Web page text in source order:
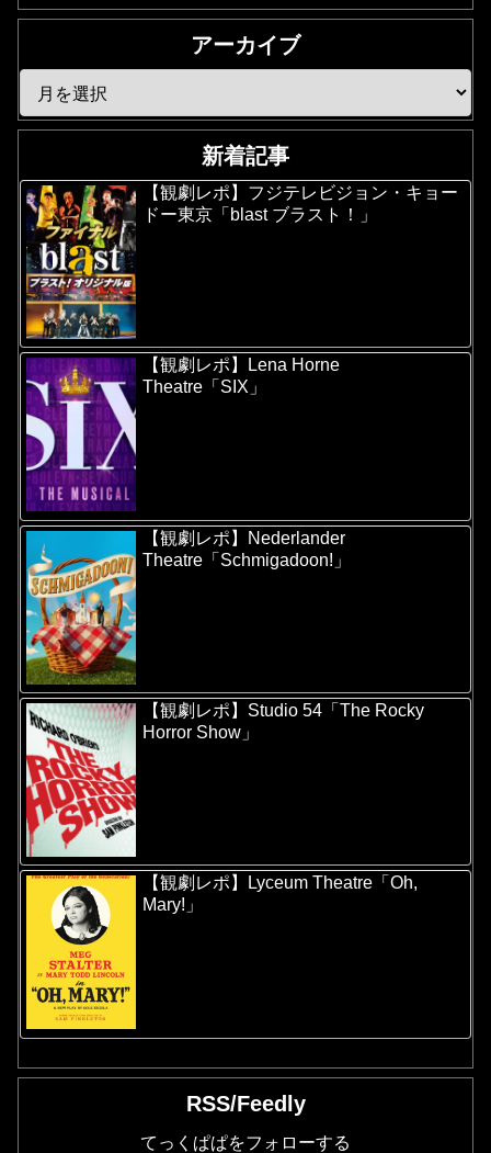
アーカイブ
新着記事
【観劇レポ】フジテレビジョン・キョー
ドー東京「blast ブラスト！」
【観劇レポ】Lena Horne
Theatre「SIX」
【観劇レポ】Nederlander
Theatre「Schmigadoon!」
【観劇レポ】Studio 54「The Rocky
Horror Show」
【観劇レポ】Lyceum Theatre「Oh,
Mary!」
RSS/Feedly
てっくぱぱをフォローする